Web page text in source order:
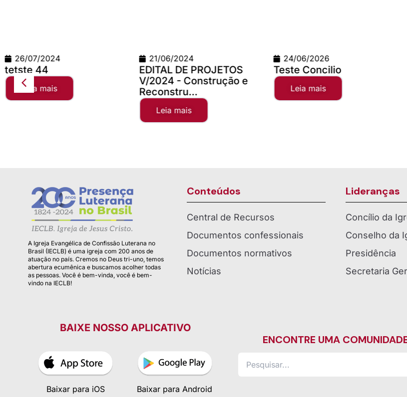
21/06/2024
EDITAL DE PROJETOS
V/2024 - Construção e
Reconstru...
24/06/2026
Teste Concilio
Leia mais
01/06/2026
A alegria da comunhão
faz qualquer distância
valer...
A Igreja Evangélica de Confissão Luterana no
Brasil (IECLB) é uma igreja com 200 anos de
atuação no país. Cremos no Deus tri-uno, temos
abertura ecumênica e buscamos acolher todas
as pessoas. Você é bem-vinda, você é bem-
vindo na IECLB!
Conteúdos
Central de Recursos
Documentos confessionais
Documentos normativos
Notícias
Lideranças
Concílio da
Conselho da
Presidência
Secretaria
BAIXE NOSSO APLICATIVO
Baixar para iOS Baixar para Android
ENCONTRE UMA